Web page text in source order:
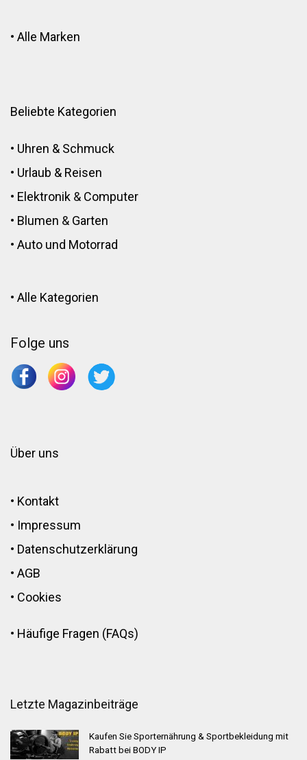
• Alle Marken
Beliebte Kategorien
• Uhren & Schmuck
• Urlaub & Reisen
• Elektronik & Computer
• Blumen & Garten
• Auto und Motorrad
• Alle Kategorien
Folge uns
Über uns
• Kontakt
• Impressum
• Datenschutzerklärung
• AGB
• Cookies
• Häufige Fragen (FAQs)
Letzte Magazinbeiträge
Kaufen Sie Sporternährung & Sportbekleidung mit
Rabatt bei BODY IP